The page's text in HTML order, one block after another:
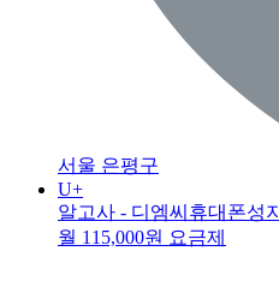
서울 은평구
U+
알고사 - 디엠씨휴대폰성지
월 115,000원 요금제